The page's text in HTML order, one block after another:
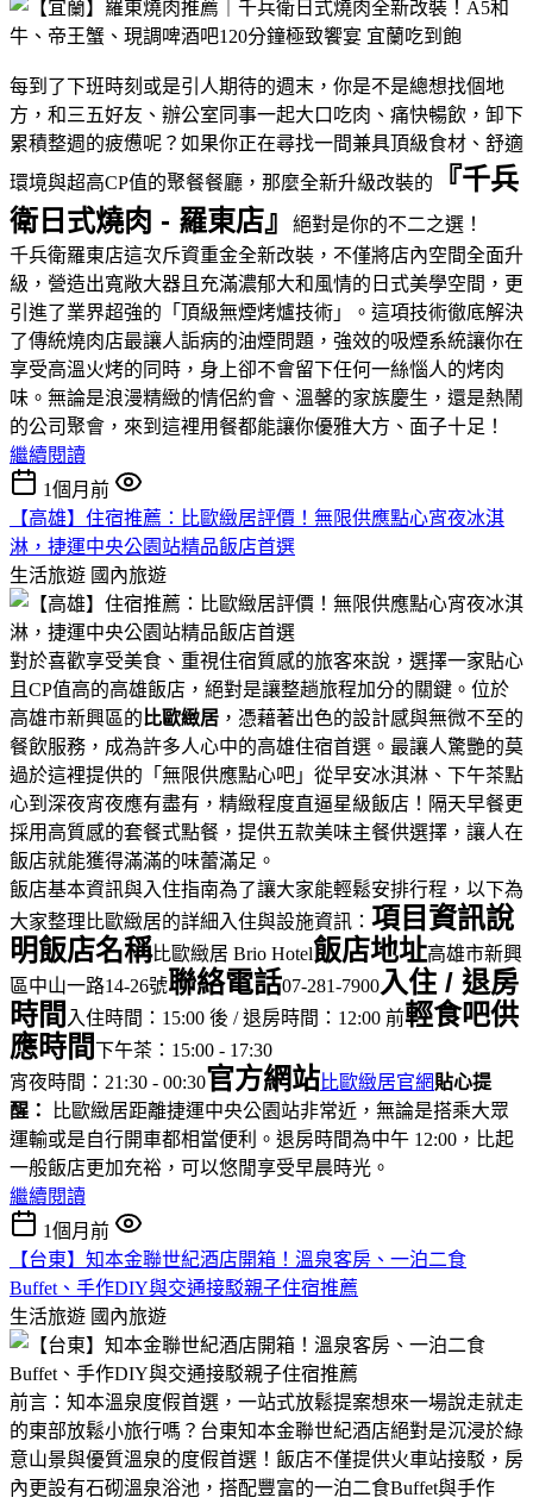
每到了下班時刻或是引人期待的週末，你是不是總想找個地
方，和三五好友、辦公室同事一起大口吃肉、痛快暢飲，卸下
累積整週的疲憊呢？如果你正在尋找一間兼具頂級食材、舒適
環境與超高CP值的聚餐餐廳，那麼全新升級改裝的
『千兵
衛日式燒肉 - 羅東店』
絕對是你的不二之選！
千兵衛羅東店這次斥資重金全新改裝，不僅將店內空間全面升
級，營造出寬敞大器且充滿濃郁大和風情的日式美學空間，更
引進了業界超強的「頂級無煙烤爐技術」。這項技術徹底解決
了傳統燒肉店最讓人詬病的油煙問題，強效的吸煙系統讓你在
享受高溫火烤的同時，身上卻不會留下任何一絲惱人的烤肉
味。無論是浪漫精緻的情侶約會、溫馨的家族慶生，還是熱鬧
的公司聚會，來到這裡用餐都能讓你優雅大方、面子十足！
繼續閱讀
1個月前
【高雄】住宿推薦：比歐緻居評價！無限供應點心宵夜冰淇
淋，捷運中央公園站精品飯店首選
生活旅遊 國內旅遊
對於喜歡享受美食、重視住宿質感的旅客來說，選擇一家貼心
且CP值高的高雄飯店，絕對是讓整趟旅程加分的關鍵。位於
高雄市新興區的 比歐緻居 ，憑藉著出色的設計感與無微不至的
餐飲服務，成為許多人心中的高雄住宿首選。最讓人驚艷的莫
過於這裡提供的「無限供應點心吧」從早安冰淇淋、下午茶點
心到深夜宵夜應有盡有，精緻程度直逼星級飯店！隔天早餐更
採用高質感的套餐式點餐，提供五款美味主餐供選擇，讓人在
飯店就能獲得滿滿的味蕾滿足。
飯店基本資訊與入住指南為了讓大家能輕鬆安排行程，以下為
大家整理比歐緻居的詳細入住與設施資訊： 項目 資訊說
明飯店名稱比歐緻居 Brio Hotel飯店地址高雄市新興
區中山一路14-26號聯絡電話07-281-7900入住 / 退房
時間 入住時間：15:00 後 / 退房時間：12:00 前輕食吧供
應時間下午茶：15:00 - 17:30
宵夜時間：21:30 - 00:30官方網站比歐緻居官網貼心提
醒：
比歐緻居距離捷運中央公園站非常近，無論是搭乘大眾
運輸或是自行開車都相當便利。退房時間為中午 12:00，比起
一般飯店更加充裕，可以悠閒享受早晨時光。
繼續閱讀
1個月前
【台東】知本金聯世紀酒店開箱！溫泉客房、一泊二食
Buffet、手作DIY與交通接駁親子住宿推薦
生活旅遊 國內旅遊
前言：知本溫泉度假首選，一站式放鬆提案想來一場說走就走
的東部放鬆小旅行嗎？台東知本金聯世紀酒店絕對是沉浸於綠
意山景與優質溫泉的度假首選！飯店不僅提供火車站接駁，房
內更設有石砌溫泉浴池，搭配豐富的一泊二食Buffet與手作